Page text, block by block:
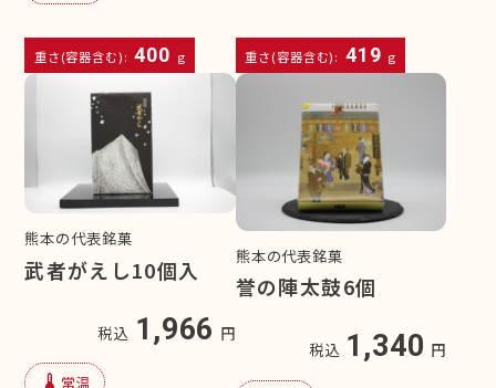
重さ(容器含む): 400 g 重さ(容器含む): 419 g
熊本の代表銘菓
武者がえし10個入
税込 1,966 円
device_thermostat 常温
熊本の代表銘菓
誉の陣太鼓6個
税込 1,340 円